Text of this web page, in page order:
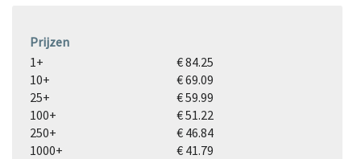
Prijzen
1+
€ 84.25
10+
€ 69.09
25+
€ 59.99
100+
€ 51.22
250+
€ 46.84
1000+
€ 41.79